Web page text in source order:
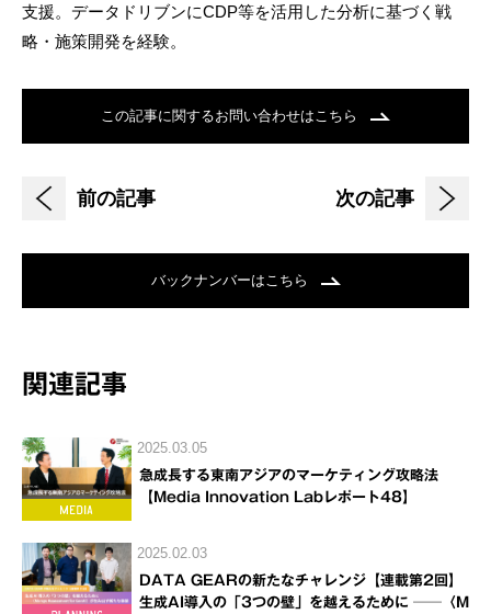
支援。データドリブンにCDP等を活用した分析に基づく戦
略・施策開発を経験。
この記事に関するお問い合わせはこちら
前の記事 次の記事
バックナンバーはこちら
関連記事
2025.03.05
急成長する東南アジアのマーケティング攻略法
【Media Innovation Labレポート48】
2025.02.03
DATA GEARの新たなチャレンジ【連載第2回】
生成AI導入の「3つの壁」を越えるために ──〈M